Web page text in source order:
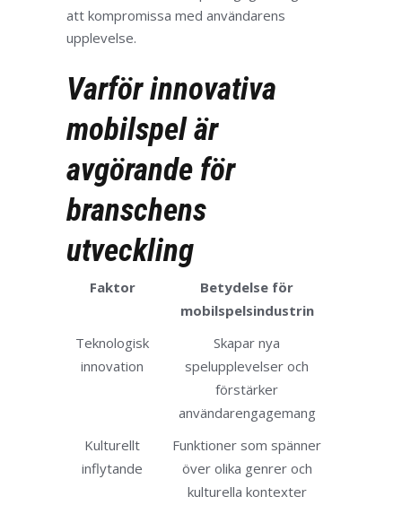
att kompromissa med användarens
upplevelse.
Varför innovativa
mobilspel är
avgörande för
branschens
utveckling
Faktor
Betydelse för
mobilspelsindustrin
Teknologisk
innovation
Skapar nya
spelupplevelser och
förstärker
användarengagemang
Kulturellt
inflytande
Funktioner som spänner
över olika genrer och
kulturella kontexter